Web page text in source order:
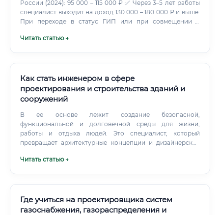
старт для получения опыта, но как постоянное место —
не самый выгодный вариант по зарплате. Как начать
карьеру без опыта ✅ Вопреки расхожему мнению, войти в
России (2024): 95 000 – 115 000 ₽ ✅ Через 3–5 лет работы
специалист выходит на доход 130 000 – 180 000 ₽ и выше.
При переходе в статус ГИП или при совмещении с
₽ в месяц. Где платят больше всего ⚠️ Самые высокие
Читать статью →
Как стать инженером в сфере
проектирования и строительства зданий и
сооружений
В ее основе лежит создание безопасной,
функциональной и долговечной среды для жизни,
работы и отдыха людей. Это специалист, который
превращает архитектурные концепции и дизайнерские
то жилой небоскреб, мост через реку, промышленный
Читать статью →
Где учиться на проектировщика систем
газоснабжения, газораспределения и